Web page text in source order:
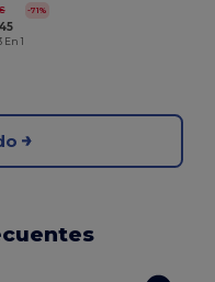
-71%
1